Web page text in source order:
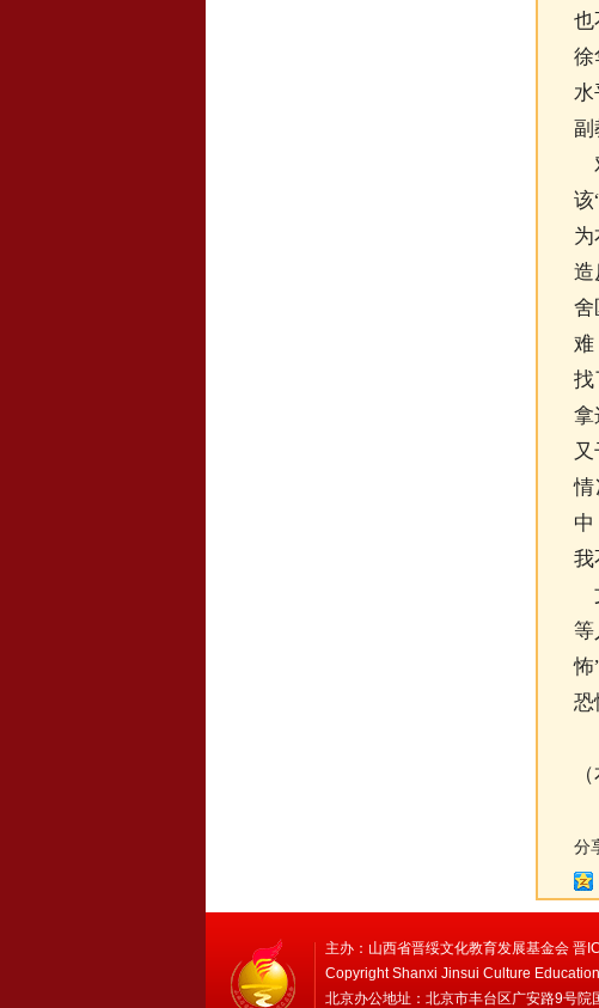
也
徐
水
副
该
造
舍
难
找
拿
情
我
等
怖
恐
分
主办：山西省晋绥文化教育发展基金会 晋
Copyright Shanxi Jinsui Culture
北京办公地址：北京市丰台区广安路9号